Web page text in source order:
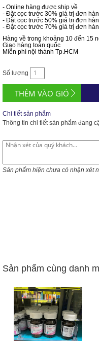
- Online hàng được ship về
- Đặt cọc trước 30% giá trị đơn
- Đặt cọc trước 50% giá trị đơn
- Đặt cọc trước 70% giá trị đơn
Hàng về trong khoảng 10 đến 15
Giao hàng toàn quốc
Miễn phí nội thành Tp.HCM
Số lượng
Chi tiết sản phẩm
Thông tin chi tiết sản phẩm đang
Sản phẩm hiện chưa có nhận xét
Sản phẩm cùng danh